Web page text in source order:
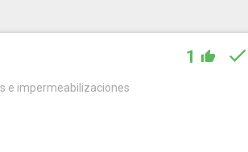
1
e impermeabilizaciones